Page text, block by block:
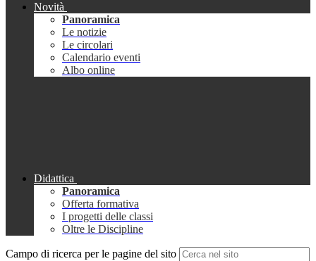
Novità
Panoramica
Le notizie
Le circolari
Calendario eventi
Albo online
Didattica
Panoramica
Offerta formativa
I progetti delle classi
Oltre le Discipline
Campo di ricerca per le pagine del sito